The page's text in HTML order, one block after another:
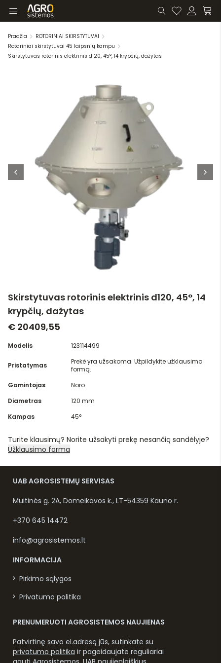
Pradžia
ROTORINIAI SKIRSTYTUVAI
Rotariniai skirstytuvai 45 laipsnių kampu
Skirstytuvas rotorinis elektrinis d120, 45°, 14 krypčių, dažytas
Skirstytuvas rotorinis elektrinis d120, 45°, 14
krypčių, dažytas
€ 20409,55
Modelis 123114499
Pristatymas
Prekė yra užsakoma. Užpildykite užklausimo
formą.
Gamintojas
Noro
Diametras
120 mm
Kampas
45°
Turite klausimų? Norite užsakyti prekę nesančią sandėlyje?
Užklausimo forma
UAB AGROSISTEMŲ SERVISAS
Muitinės g. 2A, Domeikavos k., LT-54359 Kauno r.
+370 645 14472
info@agrosistemos.lt
INFORMACIJA
Pirkimo sąlygos
Privatumo politika
PRENUMERUOTI AGROSISTEMOS NAUJIENAS
Patvirtinę savo el.adresą jūs, sutinkate su
privatumo politika ir pageidaujate reguliariai